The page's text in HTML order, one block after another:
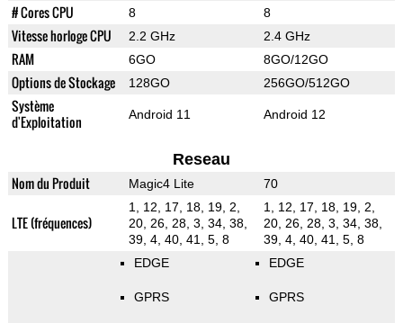
# Cores CPU 8 8
Vitesse horloge CPU 2.2 GHz 2.4 GHz
RAM 6GO 8GO/12GO
Options de Stockage 128GO 256GO/512GO
Système
d'Exploitation
Android 11 Android 12
Reseau
Nom du Produit Magic4 Lite 70
LTE (fréquences)
1, 12, 17, 18, 19, 2,
20, 26, 28, 3, 34, 38,
39, 4, 40, 41, 5, 8
1, 12, 17, 18, 19, 2,
20, 26, 28, 3, 34, 38,
39, 4, 40, 41, 5, 8
EDGE
GPRS
EDGE
GPRS